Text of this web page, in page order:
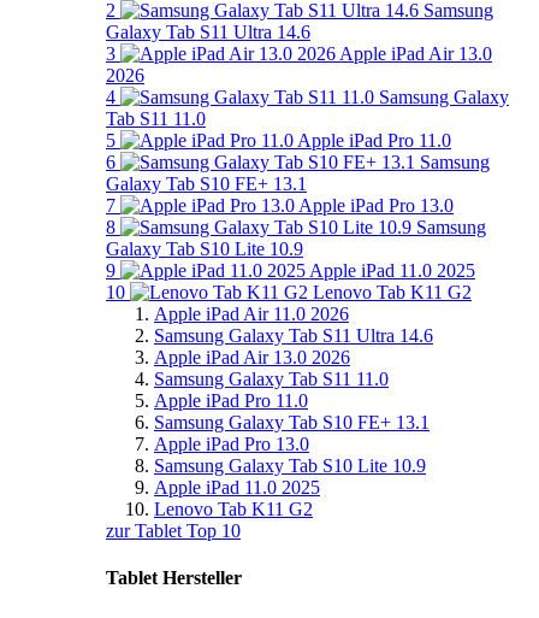
2
Samsung
Galaxy Tab S11 Ultra 14.6
3
Apple iPad Air 13.0
2026
4
Samsung Galaxy
Tab S11 11.0
5
Apple iPad Pro 11.0
6
Samsung
Galaxy Tab S10 FE+ 13.1
7
Apple iPad Pro 13.0
8
Samsung
Galaxy Tab S10 Lite 10.9
9
Apple iPad 11.0 2025
10
Lenovo Tab K11 G2
Apple iPad Air 11.0 2026
Samsung Galaxy Tab S11 Ultra 14.6
Apple iPad Air 13.0 2026
Samsung Galaxy Tab S11 11.0
Apple iPad Pro 11.0
Samsung Galaxy Tab S10 FE+ 13.1
Apple iPad Pro 13.0
Samsung Galaxy Tab S10 Lite 10.9
Apple iPad 11.0 2025
Lenovo Tab K11 G2
zur Tablet Top 10
Tablet Hersteller